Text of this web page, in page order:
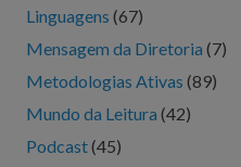
Linguagens (67)
Mensagem da Diretoria (7)
Metodologias Ativas (89)
Mundo da Leitura (42)
Podcast(45)